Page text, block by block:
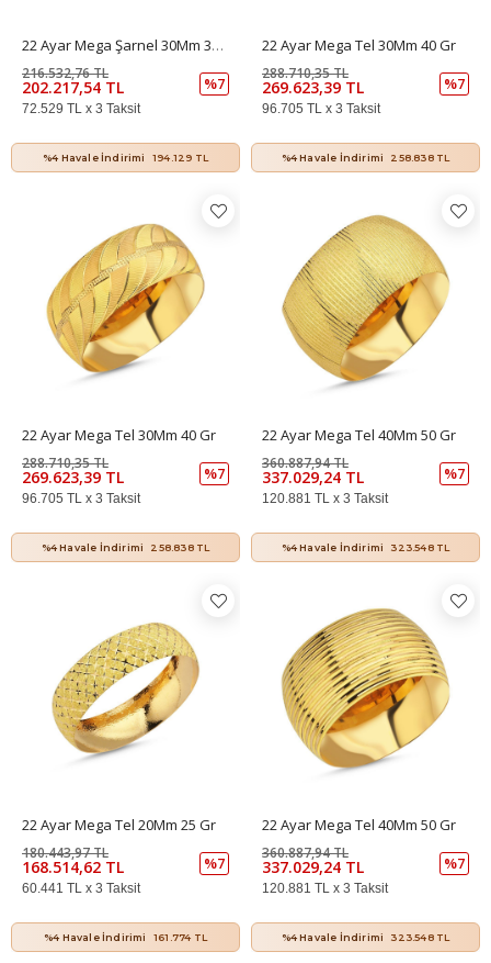
22 Ayar Mega Şarnel 30Mm 30 Gr
202.217,54 TL
216.532,76 TL
%7
72.529 TL x 3 Taksit
%4 Havale İndirimi 194.129 TL
22 Ayar Mega Tel 30Mm 40 Gr
269.623,39 TL
288.710,35 TL
%7
96.705 TL x 3 Taksit
%4 Havale İndirimi 258.838 TL
22 Ayar Mega Tel 30Mm 40 Gr
269.623,39 TL
288.710,35 TL
%7
96.705 TL x 3 Taksit
%4 Havale İndirimi 258.838 TL
22 Ayar Mega Tel 40Mm 50 Gr
337.029,24 TL
360.887,94 TL
%7
120.881 TL x 3 Taksit
%4 Havale İndirimi 323.548 TL
22 Ayar Mega Tel 20Mm 25 Gr
168.514,62 TL
180.443,97 TL
%7
60.441 TL x 3 Taksit
%4 Havale İndirimi 161.774 TL
22 Ayar Mega Tel 40Mm 50 Gr
337.029,24 TL
360.887,94 TL
%7
120.881 TL x 3 Taksit
%4 Havale İndirimi 323.548 TL